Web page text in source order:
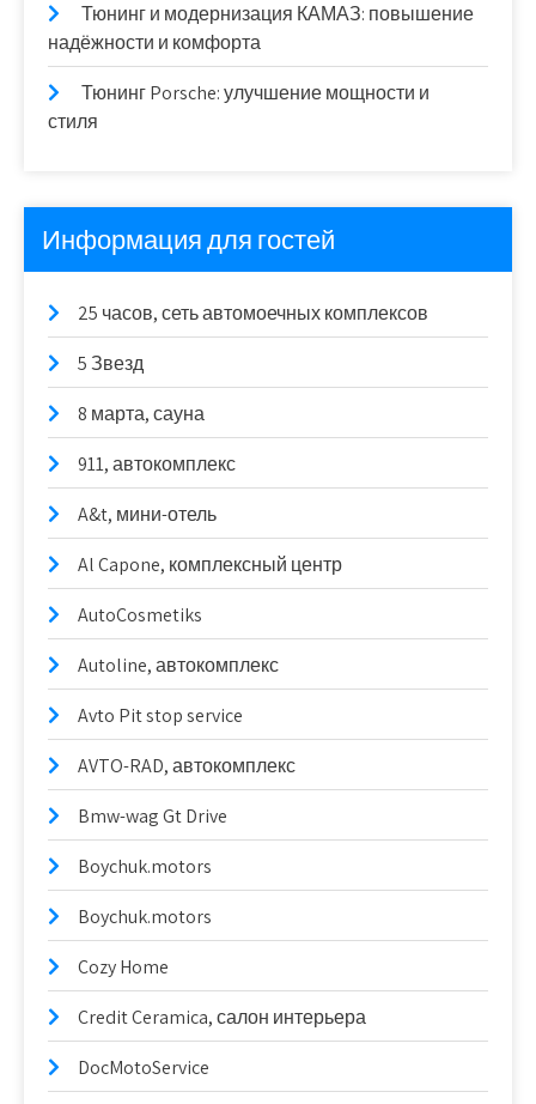
Тюнинг и модернизация КАМАЗ: повышение
надёжности и комфорта
Тюнинг Porsche: улучшение мощности и
стиля
Информация для гостей
25 часов, сеть автомоечных комплексов
5 Звезд
8 марта, сауна
911, автокомплекс
A&t, мини-отель
Al Capone, комплексный центр
AutoCosmetiks
Autoline, автокомплекс
Avto Pit stop service
AVTO-RAD, автокомплекс
Bmw-wag Gt Drive
Boychuk.motors
Boychuk.motors
Cozy Home
Credit Ceramica, салон интерьера
DocMotoService